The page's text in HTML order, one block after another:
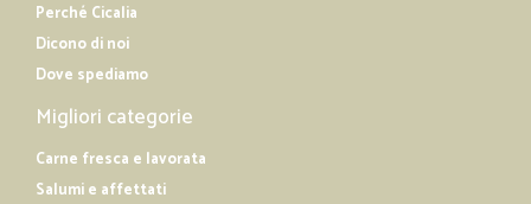
Perché Cicalia
Dicono di noi
Dove spediamo
Migliori categorie
Carne fresca e lavorata
Salumi e affettati